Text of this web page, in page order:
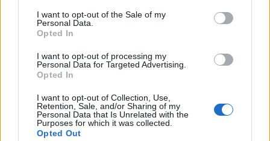
I want to opt-out of the Sale of my
Personal Data.
Opted In
I want to opt-out of processing my
Personal Data for Targeted Advertising.
Opted In
I want to opt-out of Collection, Use,
Retention, Sale, and/or Sharing of my
Personal Data that Is Unrelated with the
Purposes for which it was collected.
Opted Out
attenzione aLegnanoper provare a fare en plein
Lorenzo Radice
Vigevano, il laboratorio politico
che agita il centrodestra
Se il centrosinistra festeggia in molti territori, uno
dei casi politici della giornata resta però Vigevano.